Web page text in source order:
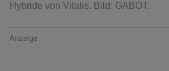
Hybride von Vitalis. Bild: GABOT.
Anzeige